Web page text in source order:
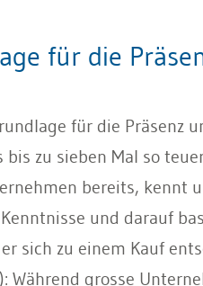
für die
für die Präsenz
zu sieben Mal so
bereits, kennt
und darauf
sich zu einem Kauf
grosse